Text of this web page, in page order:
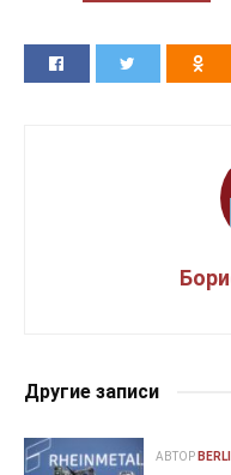
Другие записи
АВТОР